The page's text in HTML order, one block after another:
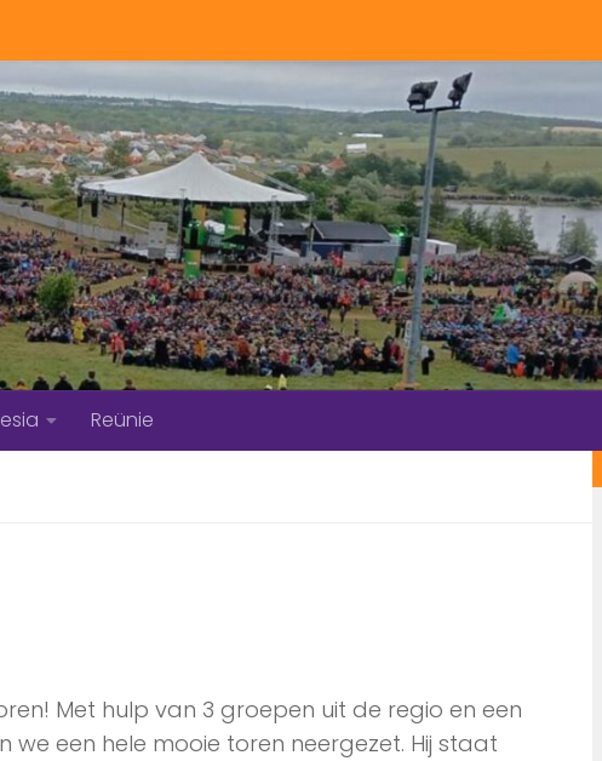
Reünie
Met hulp van 3 groepen uit de regio en een
we een hele mooie toren neergezet. Hij staat